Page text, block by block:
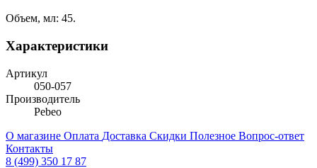
Объем, мл: 45.
Характеристики
Артикул
050-057
Производитель
Pebeo
О магазине Оплата Доставка Скидки Полезное Вопрос-ответ
Контакты
8 (499) 350 17 87